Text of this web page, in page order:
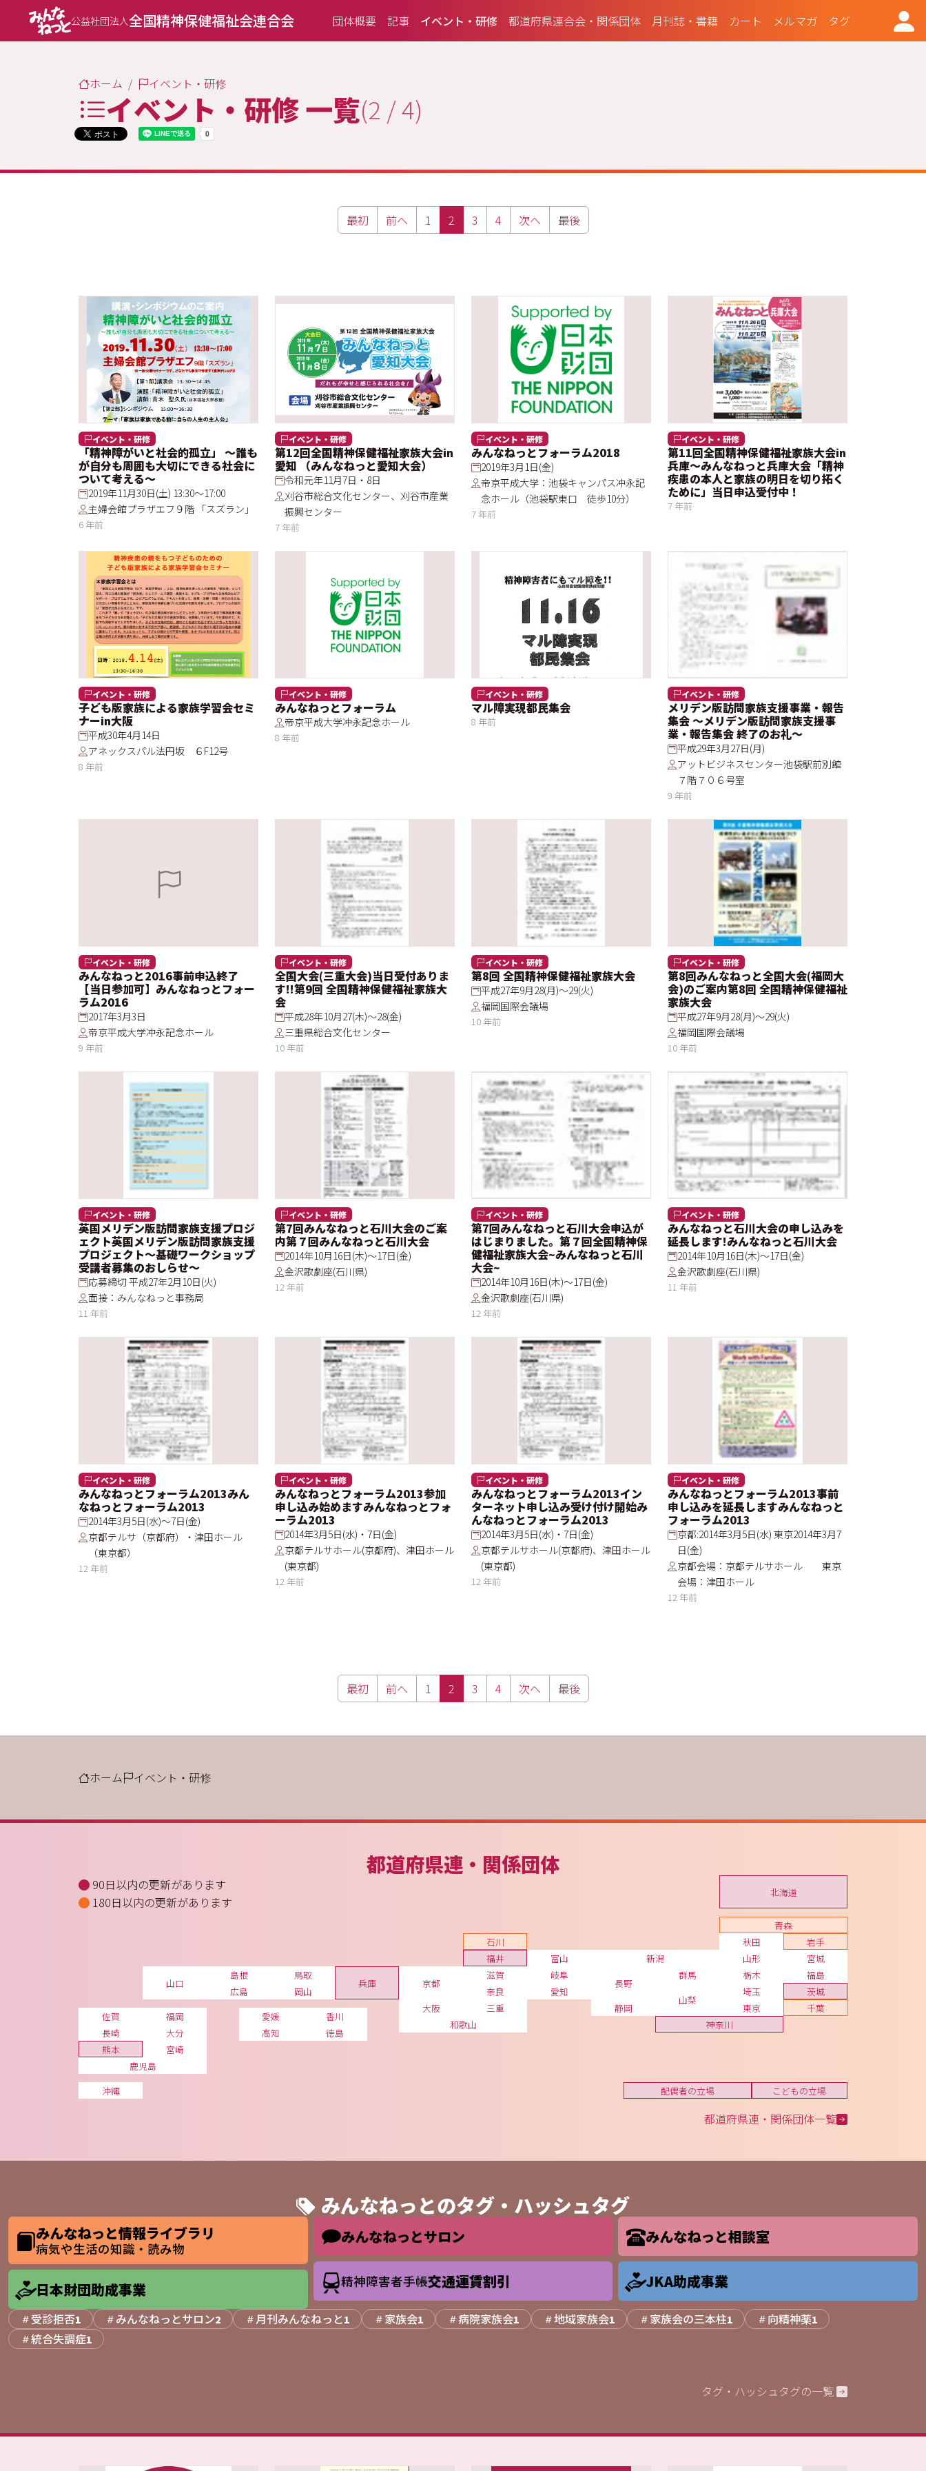
公益社団法人全国精神保健福祉会連合会 団体概要 記事 イベント・研修 都道府県連合会・関係団体 月刊誌・書籍 カート メルマガ タグ
ホーム イベント・研修
イベント・研修 一覧(2 / 4)
最初 前へ 1 2 3 4 次へ 最後
イベント・研修
「精神障がいと社会的孤立」 ～誰も
が自分も周囲も大切にできる社会に
ついて考える～
2019年11月30日(土) 13:30～17:00
主婦会館プラザエフ９階 「スズラン」
6 年前
イベント・研修
第12回全国精神保健福祉家族大会in
愛知 （みんなねっと愛知大会）
令和元年11月7日・8日
刈谷市総合文化センター、刈谷市産業
振興センター
7 年前
イベント・研修
みんなねっとフォーラム2018
2019年3月1日(金)
帝京平成大学：池袋キャンパス冲永記
念ホール（池袋駅東口 徒歩10分）
7 年前
イベント・研修
第11回全国精神保健福祉家族大会in
兵庫～みんなねっと兵庫大会「精神
疾患の本人と家族の明日を切り拓く
ために」当日申込受付中！
7 年前
イベント・研修
子ども版家族による家族学習会セミ
ナーin大阪
平成30年4月14日
アネックスパル法円坂 ６F12号
8 年前
イベント・研修
みんなねっとフォーラム
帝京平成大学冲永記念ホール
8 年前
イベント・研修
マル障実現都民集会
8 年前
イベント・研修
メリデン版訪問家族支援事業・報告
集会 〜メリデン版訪問家族支援事
業・報告集会 終了のお礼〜
平成29年3月27日(月)
アットビジネスセンター池袋駅前別館
７階７０６号室
9 年前
イベント・研修
みんなねっと2016事前申込終了
【当日参加可】みんなねっとフォー
ラム2016
2017年3月3日
帝京平成大学冲永記念ホール
9 年前
イベント・研修
全国大会(三重大会)当日受付ありま
す!!第9回 全国精神保健福祉家族大
会
平成28年10月27(木)～28(金)
三重県総合文化センター
10 年前
イベント・研修
第8回 全国精神保健福祉家族大会
平成27年9月28(月)～29(火)
福岡国際会議場
10 年前
イベント・研修
第8回みんなねっと全国大会(福岡大
会)のご案内第8回 全国精神保健福祉
家族大会
平成27年9月28(月)～29(火)
福岡国際会議場
10 年前
イベント・研修
英国メリデン版訪問家族支援プロジ
ェクト英国メリデン版訪問家族支援
プロジェクト～基礎ワークショップ
受講者募集のおしらせ～
応募締切 平成27年2月10日(火)
面接：みんなねっと事務局
11 年前
イベント・研修
第7回みんなねっと石川大会のご案
内第７回みんなねっと石川大会
2014年10月16日(木)～17日(金)
金沢歌劇座(石川県)
12 年前
イベント・研修
第7回みんなねっと石川大会申込が
はじまりました。第７回全国精神保
健福祉家族大会~みんなねっと石川
大会~
2014年10月16日(木)～17日(金)
金沢歌劇座(石川県)
12 年前
イベント・研修
みんなねっと石川大会の申し込みを
延長します!みんなねっと石川大会
2014年10月16日(木)～17日(金)
金沢歌劇座(石川県)
11 年前
イベント・研修
みんなねっとフォーラム2013みん
なねっとフォーラム2013
2014年3月5日(水)～7日(金)
京都テルサ（京都府）・津田ホール
（東京都）
12 年前
イベント・研修
みんなねっとフォーラム2013参加
申し込み始めますみんなねっとフォ
ーラム2013
2014年3月5日(水)・7日(金)
京都テルサホール(京都府)、津田ホール
(東京都)
12 年前
イベント・研修
みんなねっとフォーラム2013イン
ターネット申し込み受け付け開始み
んなねっとフォーラム2013
2014年3月5日(水)・7日(金)
京都テルサホール(京都府)、津田ホール
(東京都)
12 年前
イベント・研修
みんなねっとフォーラム2013事前
申し込みを延長しますみんなねっと
フォーラム2013
京都:2014年3月5日(水) 東京2014年3月7
日(金)
京都会場：京都テルサホール 東京
会場：津田ホール
12 年前
最初 前へ 1 2 3 4 次へ 最後
ホーム イベント・研修
都道府県連・関係団体
90日以内の更新があります
180日以内の更新があります
北海道
青森
岩手
宮城
秋田
山形
福島
茨城
栃木
群馬
埼玉
千葉
東京
神奈川
新潟
富山
石川
福井
山梨
長野
岐阜
静岡
愛知
三重
滋賀
京都
大阪
兵庫
奈良
和歌山
鳥取
島根
岡山
広島
山口
徳島
香川
愛媛
高知
福岡
佐賀
長崎
熊本
大分
宮崎
鹿児島
沖縄
こどもの立場
配偶者の立場
都道府県連・関係団体一覧
みんなねっとのタグ・ハッシュタグ
みんなねっと情報ライブラリ
病気や生活の知識・読み物
みんなねっとサロン みんなねっと相談室
精神障害者手帳交通運賃割引 JKA助成事業
日本財団助成事業
受診拒否1 みんなねっとサロン2 月刊みんなねっと1 家族会1 病院家族会1 地域家族会1 家族会の三本柱1 向精神薬1
統合失調症1
タグ・ハッシュタグの一覧